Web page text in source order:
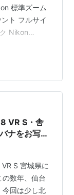
標準ズーム
ト フルサイ
Nikon
Z 85mm
対応 Nikon
VR S・舎
ナをお写ん
S 宮城県に
の数年、仙台
今回は少し北